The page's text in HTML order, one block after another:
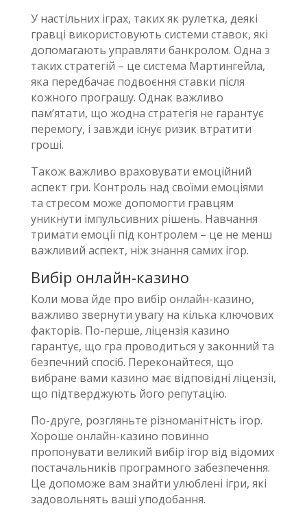
У настільних іграх, таких як рулетка, деякі
гравці використовують системи ставок, які
допомагають управляти банкролом. Одна з
таких стратегій – це система Мартингейла,
яка передбачає подвоєння ставки після
кожного програшу. Однак важливо
пам’ятати, що жодна стратегія не гарантує
перемогу, і завжди існує ризик втратити
гроші.
Також важливо враховувати емоційний
аспект гри. Контроль над своїми емоціями
та стресом може допомогти гравцям
уникнути імпульсивних рішень. Навчання
тримати емоції під контролем – це не менш
важливий аспект, ніж знання самих ігор.
Вибір онлайн-казино
Коли мова йде про вибір онлайн-казино,
важливо звернути увагу на кілька ключових
факторів. По-перше, ліцензія казино
гарантує, що гра проводиться у законний та
безпечний спосіб. Переконайтеся, що
вибране вами казино має відповідні ліцензії,
що підтверджують його репутацію.
По-друге, розгляньте різноманітність ігор.
Хороше онлайн-казино повинно
пропонувати великий вибір ігор від відомих
постачальників програмного забезпечення.
Це допоможе вам знайти улюблені ігри, які
задовольнять ваші уподобання.